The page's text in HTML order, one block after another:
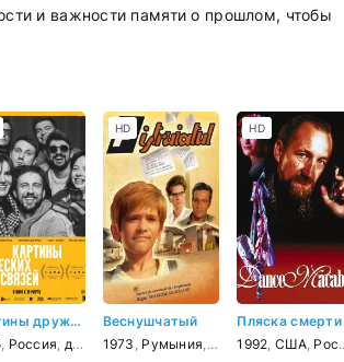
и важности памяти о прошлом, чтобы
Картины дружеских связей
Россия драма ,комедия
Веснушчатый
1973 Румыния приключения
HD
Пляска смерти
1992 США, Россия
HD